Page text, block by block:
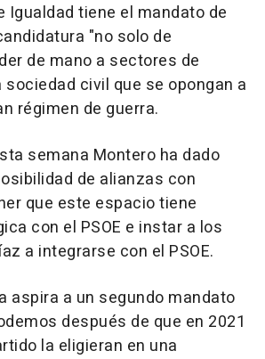
Igualdad tiene el mandato de
"no solo de
de mano a sectores de
sociedad civil que se opongan a
régimen de guerra.
semana Montero ha dado
de alianzas con
que este espacio tiene
con el PSOE e instar a los
a integrarse con el PSOE.
aspira a un segundo mandato
después de que en 2021
la eligieran en una